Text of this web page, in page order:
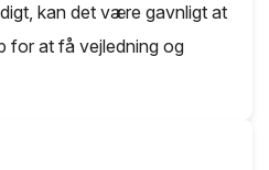
kan det være gavnligt at
for at få vejledning og